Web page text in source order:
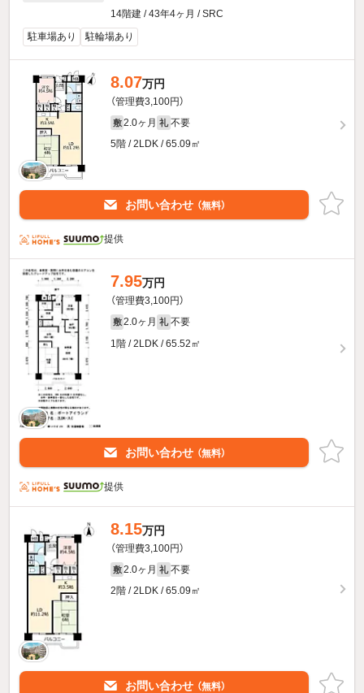
14階建 / 43年4ヶ月 / SRC
駐車場あり
駐輪場あり
8.07万円
（管理費3,100円）
敷 2.0ヶ月 礼 不要
5階 / 2LDK / 65.09㎡
お問い合わせ （無料）
提供
7.95万円
（管理費3,100円）
敷 2.0ヶ月 礼 不要
1階 / 2LDK / 65.52㎡
お問い合わせ （無料）
提供
8.15万円
（管理費3,100円）
敷 2.0ヶ月 礼 不要
2階 / 2LDK / 65.09㎡
お問い合わせ （無料）